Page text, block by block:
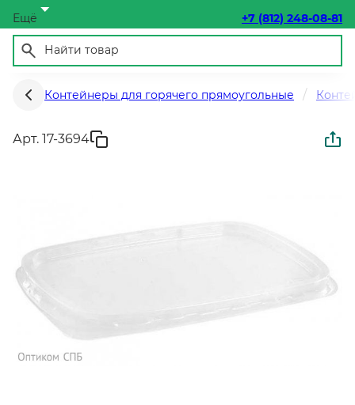
Ещё +7 (812) 248-08-81
Контейнеры для горячего прямоугольные
Арт. 17-3694